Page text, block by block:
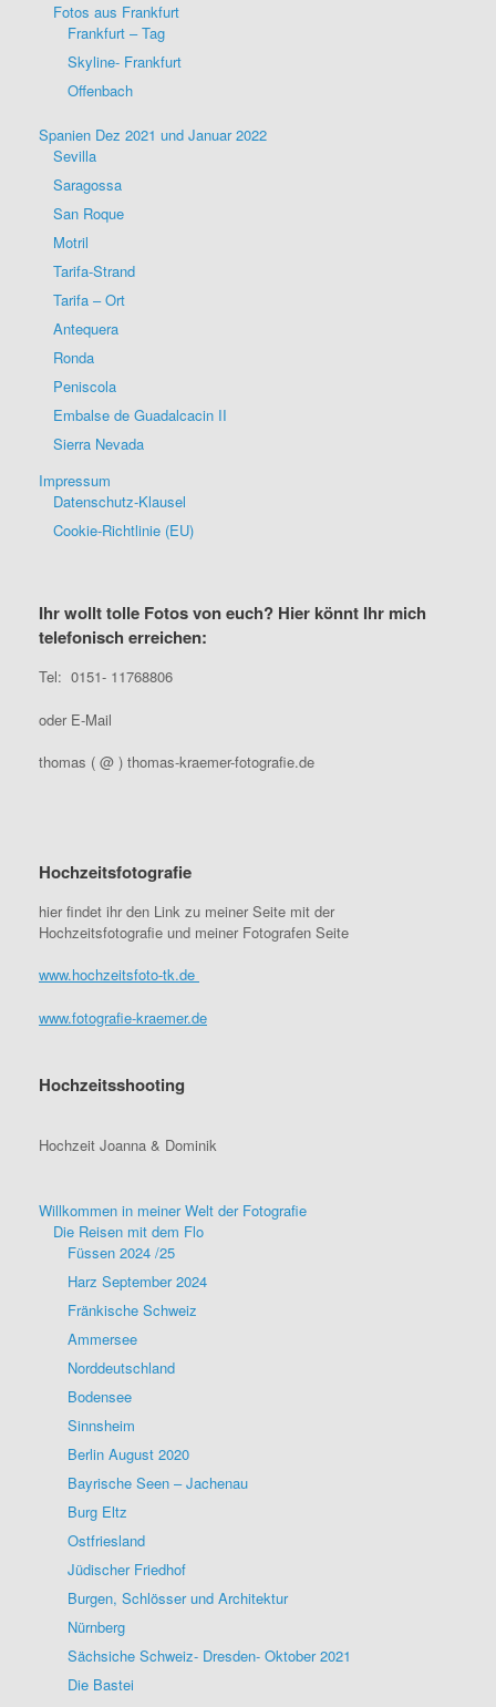
Fotos aus Frankfurt
Frankfurt – Tag
Skyline- Frankfurt
Offenbach
Spanien Dez 2021 und Januar 2022
Sevilla
Saragossa
San Roque
Motril
Tarifa-Strand
Tarifa – Ort
Antequera
Ronda
Peniscola
Embalse de Guadalcacin II
Sierra Nevada
Impressum
Datenschutz-Klausel
Cookie-Richtlinie (EU)
Ihr wollt tolle Fotos von euch? Hier könnt Ihr mich
telefonisch erreichen:
Tel: 0151- 11768806
oder E-Mail
thomas ( @ ) thomas-kraemer-fotografie.de
Hochzeitsfotografie
hier findet ihr den Link zu meiner Seite mit der
Hochzeitsfotografie und meiner Fotografen Seite
www.hochzeitsfoto-tk.de
www.fotografie-kraemer.de
Hochzeitsshooting
Hochzeit Joanna & Dominik
Willkommen in meiner Welt der Fotografie
Die Reisen mit dem Flo
Füssen 2024 /25
Harz September 2024
Fränkische Schweiz
Ammersee
Norddeutschland
Bodensee
Sinnsheim
Berlin August 2020
Bayrische Seen – Jachenau
Burg Eltz
Ostfriesland
Jüdischer Friedhof
Burgen, Schlösser und Architektur
Nürnberg
Sächsiche Schweiz- Dresden- Oktober 2021
Die Bastei